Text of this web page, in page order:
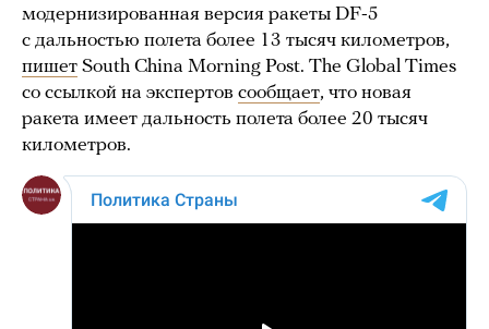
модернизированная версия ракеты DF-5
с дальностью полета более 13 тысяч километров,
пишет South China Morning Post. The Global Times
со ссылкой на экспертов сообщает, что новая
ракета имеет дальность полета более 20 тысяч
километров.